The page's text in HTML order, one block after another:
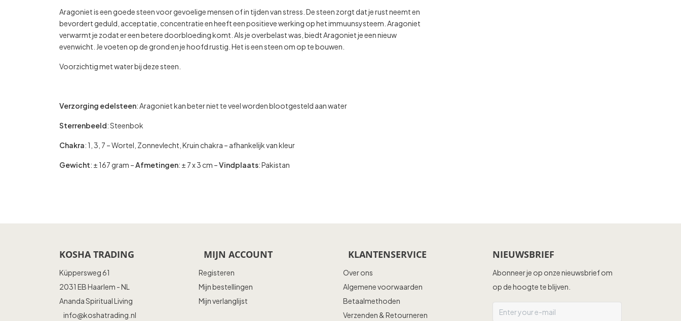
Aragoniet is een goede steen voor gevoelige mensen of in tijden van stress. De steen zorgt dat je rust neemt en
bevordert geduld, acceptatie, concentratie en heeft een positieve werking op het immuunsysteem. Aragoniet
verwarmt je zodat er een betere doorbloeding komt. Als je overbelast was, biedt Aragoniet je een nieuw
evenwicht. Je voeten op de grond en je hoofd rustig. Het is een steen om op te bouwen.
Voorzichtig met water bij deze steen.
Verzorging edelsteen: Aragoniet kan beter niet te veel worden blootgesteld aan water
Sterrenbeeld: Steenbok
Chakra: 1, 3, 7 – Wortel, Zonnevlecht, Kruin chakra – afhankelijk van kleur
Gewicht: ± 167 gram –Afmetingen: ± 7 x 3 cm –Vindplaats: Pakistan
KOSHA TRADING
Küppersweg 61
2031 EB Haarlem - NL
Ananda Spiritual Living
info@koshatrading.nl
MIJN ACCOUNT
Registeren
Mijn bestellingen
Mijn verlanglijst
KLANTENSERVICE
Over ons
Algemene voorwaarden
Betaalmethoden
Verzenden & Retourneren
NIEUWSBRIEF
Abonneer je op onze nieuwsbrief om
op de hoogte te blijven.